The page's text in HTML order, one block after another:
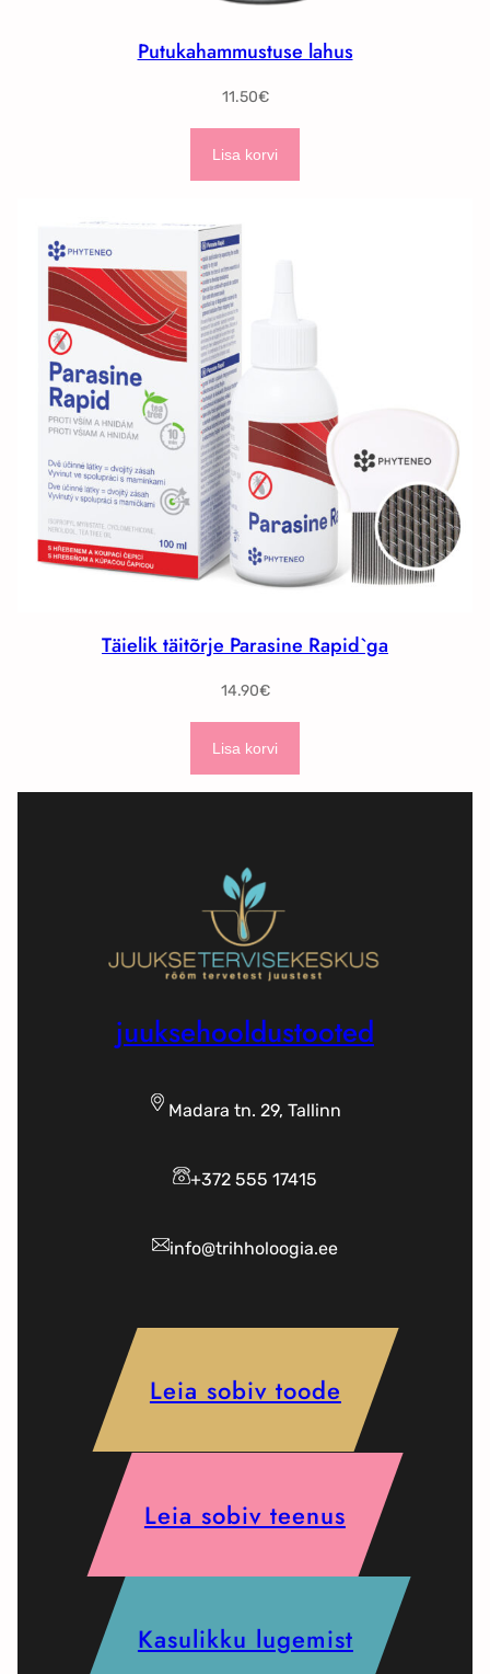
Putukahammustuse lahus
11.50€
Lisa korvi
Täielik täitõrje Parasine Rapid`ga
14.90€
Lisa korvi
juuksehooldustooted
Madara tn. 29, Tallinn
+372 555 17415
info@trihholoogia.ee
Leia sobiv toode
Leia sobiv teenus
Kasulikku lugemist